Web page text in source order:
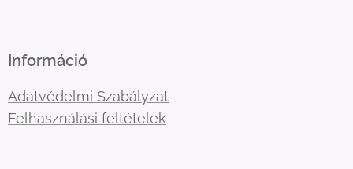
Információ
Adatvédelmi Szabályzat
Felhasználási feltételek